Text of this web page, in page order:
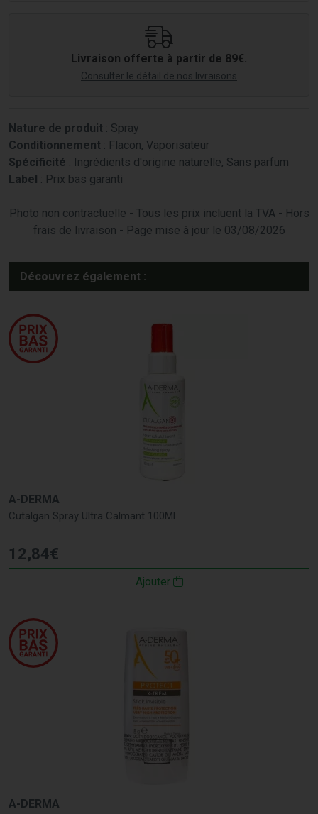
Livraison offerte à partir de 89€.
Consulter le détail de nos livraisons
Nature de produit : Spray
Conditionnement : Flacon, Vaporisateur
Spécificité : Ingrédients d'origine naturelle, Sans parfum
Label : Prix bas garanti
Photo non contractuelle - Tous les prix incluent la TVA - Hors
frais de livraison - Page mise à jour le 03/08/2026
Découvrez également :
A-DERMA
Cutalgan Spray Ultra Calmant 100Ml
12,84€
Ajouter
A-DERMA